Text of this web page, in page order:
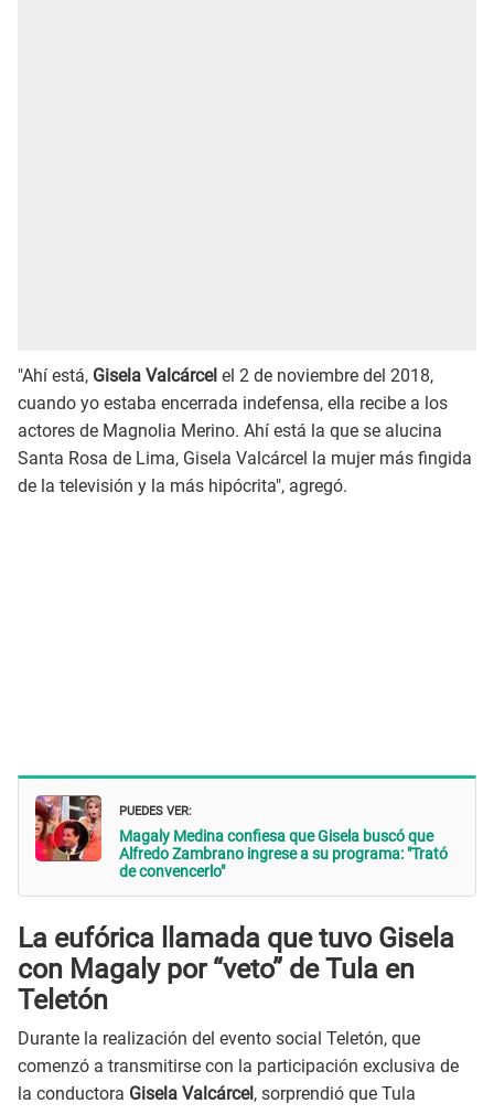
"Ahí está, Gisela Valcárcel el 2 de noviembre del 2018,
cuando yo estaba encerrada indefensa, ella recibe a los
actores de Magnolia Merino. Ahí está la que se alucina
Santa Rosa de Lima, Gisela Valcárcel la mujer más fingida
de la televisión y la más hipócrita", agregó.
PUEDES VER:
Magaly Medina confiesa que Gisela buscó que
Alfredo Zambrano ingrese a su programa: "Trató
de convencerlo"
La eufórica llamada que tuvo Gisela
con Magaly por “veto” de Tula en
Teletón
Durante la realización del evento social Teletón, que
comenzó a transmitirse con la participación exclusiva de
la conductora Gisela Valcárcel, sorprendió que Tula